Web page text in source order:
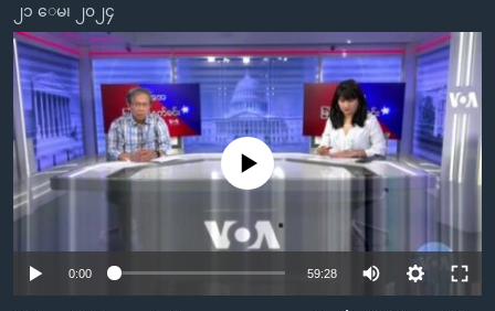
ပင်မ
အကြောင်းအရာ
သို့
ကျော်
ကြည့်
ရန်
ပင်မ
အ
ညွန်း
စာမျက်နှာ
တရုတ်
အစ္စရေး-ပါလက်စတိုင်း
ရပ်ဝန်းတခု လမ်းတခု အလွန်
အင်္ဂလိပ်စာလေ့လာမယ်
အမေရိကန်သုံးအီဒီယံ
မကြေးမုံရဲ့ အင်္ဂလိပ်စာ
ရုပ်ရှင်ထဲက အင်္ဂလိပ်စာ
သုတပဒေသာ အင်္ဂလိပ်စာ
အပတ်စဉ်ကဏ္ဍများ
ရေဒီယို
တီဗွီ
ရေဒီယိုနှင့်ရုပ်သံ အချက်အလက်များ
ရေဒီယို/တီဗွီအစီအစဉ်
Learning English
၂၁ ေမ၊ ၂၀၂၄
No media source currently available
0:00 59:28